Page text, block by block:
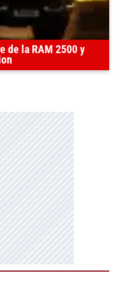
de la RAM 2500 y